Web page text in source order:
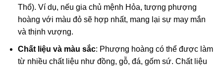
Thổ). Ví dụ, nếu gia chủ mệnh Hỏa, tượng phượng
hoàng với màu đỏ sẽ hợp nhất, mang lại sự may mắn
và thịnh vượng.
Chất liệu và màu sắc: Phượng hoàng có thể được làm
từ nhiều chất liệu như đồng, gỗ, đá, gốm sứ. Chất liệu